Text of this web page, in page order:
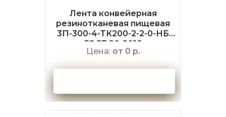
Лента конвейерная
резинотканевая пищевая
3П-300-4-ТК200-2-2-0-НБ
ГОСТ 20-2018
Цена: от 0 р.